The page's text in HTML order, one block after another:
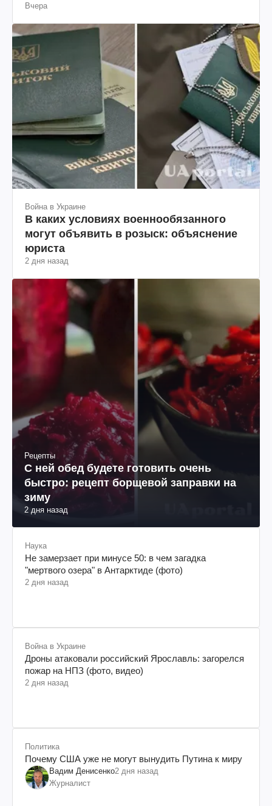
Вчера
Война в Украине
В каких условиях военнообязанного
могут объявить в розыск: объяснение
юриста
2 дня назад
Рецепты
С ней обед будете готовить очень
быстро: рецепт борщевой заправки на
зиму
2 дня назад
Наука
Не замерзает при минусе 50: в чем загадка
"мертвого озера" в Антарктиде (фото)
2 дня назад
Война в Украине
Дроны атаковали российский Ярославль: загорелся
пожар на НПЗ (фото, видео)
2 дня назад
Политика
Почему США уже не могут вынудить Путина к миру
Вадим Денисенко2 дня назад
Журналист